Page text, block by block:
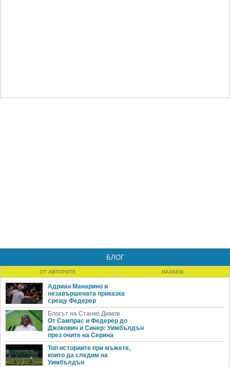
БЛОГ
ОТ АВТОРИТЕ НАЗАЕМ
Адриан Манарино и
незавършената приказка
срещу Федерер
Блогът на Станко Димов
От Сампрас и Федерер до
Джокович и Синер: Уимбълдън
през очите на Серина
Топ историите при мъжете,
които да следим на
Уимбълдън